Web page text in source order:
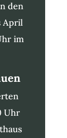
den
April
im
Uhr